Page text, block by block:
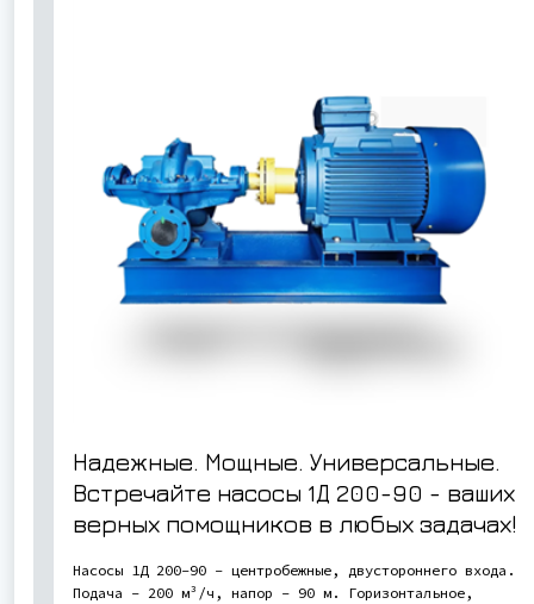
Надежные. Мощные. Универсальные.
Встречайте насосы 1Д 200-90 - ваших
верных помощников в любых задачах!
Насосы 1Д 200-90 - центробежные, двустороннего входа.
Подача - 200 м³/ч, напор - 90 м. Горизонтальное,